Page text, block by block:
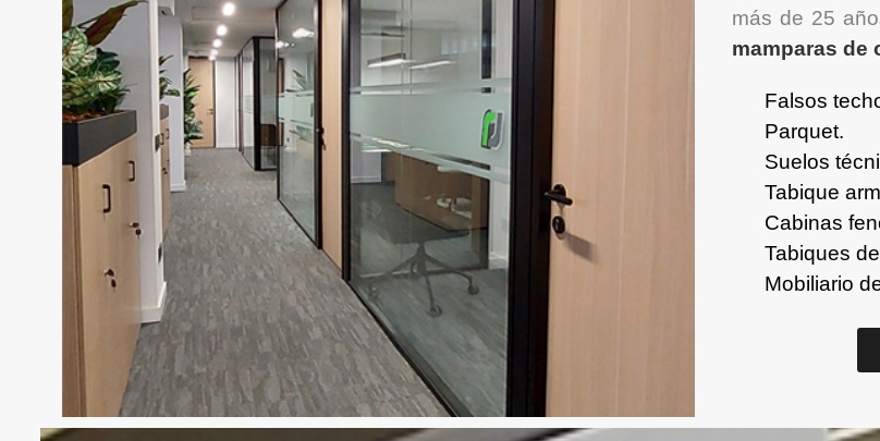
más de 25
mamparas de
Falsos
Parquet.
Suelos
Tabique
Cabinas
Tabiques
Mobiliario